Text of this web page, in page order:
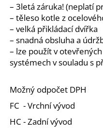
– 3letá záruka! (neplatí
– těleso kotle z
– velká přikládací dvířka
– snadná obsluha a
– lze použít v
systémech v souladu s
Možný odpočet DPH
FC - Vrchní vývod
HC - Zadní vývod
999
Kč